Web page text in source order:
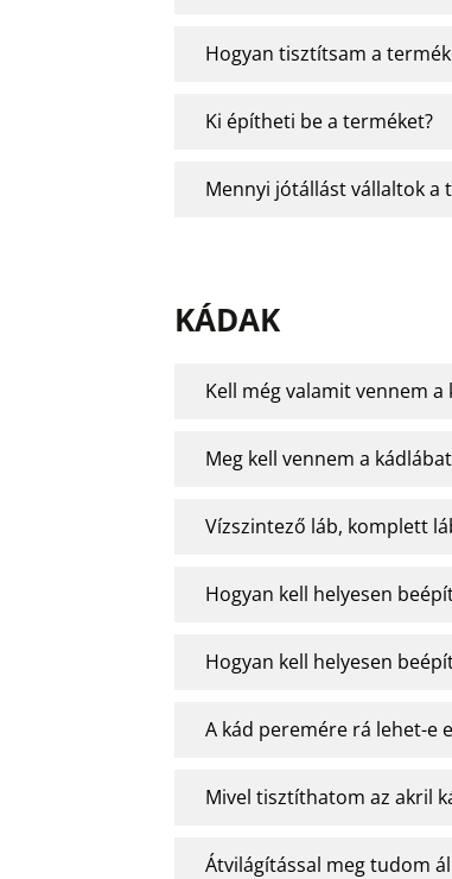
Hogyan tisztítsam a
Ki építheti be a terméket?
Mennyi jótállást vállaltok a
KÁDAK
Kell még valamit vennem
Meg kell vennem a
Vízszintező láb, komplett
Hogyan kell helyesen
Hogyan kell helyesen
A kád peremére rá lehet-e
Mivel tisztíthatom az akril
Átvilágítással meg tudom